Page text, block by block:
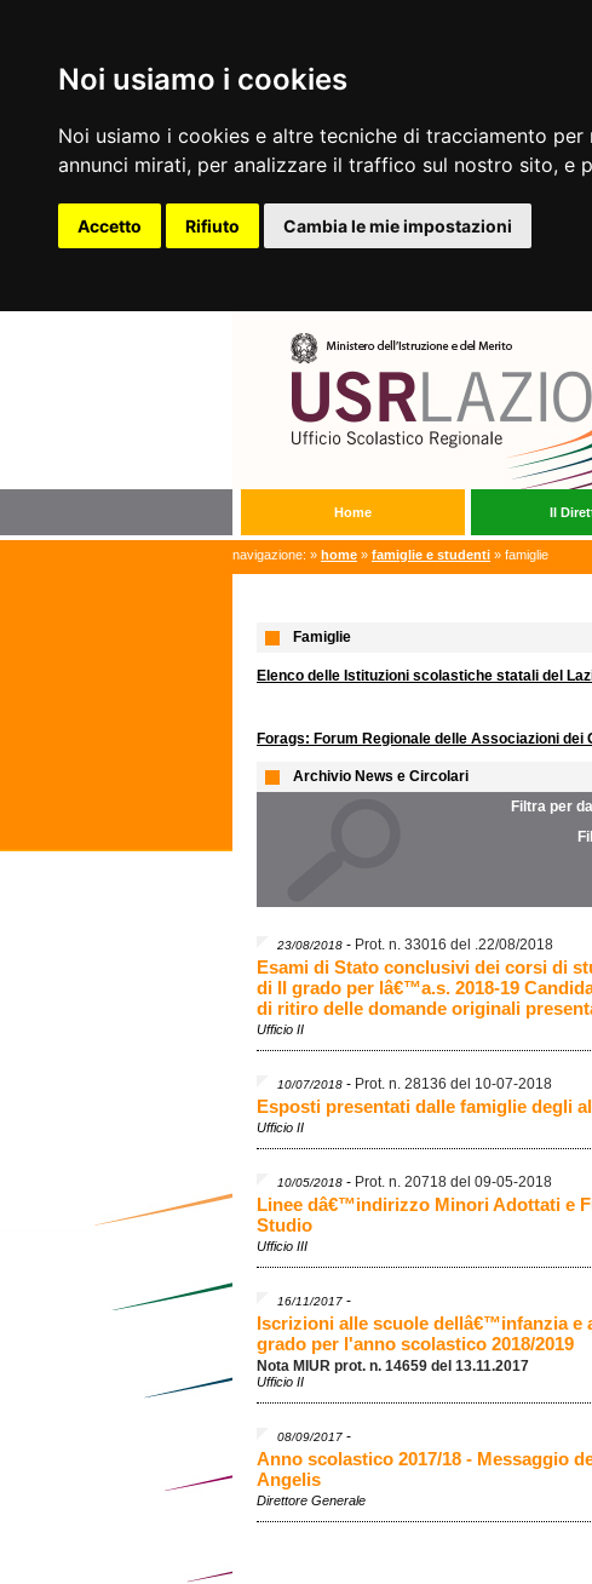
Noi usiamo i cookies
Noi usiamo i cookies e altre tecniche di tracciamento
annunci mirati, per analizzare il traffico sul nostro sito, e
Accetto Rifiuto Cambia le mie impostazioni
Home Il
navigazione: » home » famiglie e studenti » famiglie
Famiglie
Elenco delle Istituzioni scolastiche statali del
Forags: Forum Regionale delle Associazioni dei
Archivio News e Circolari
Filtra per
23/08/2018 - Prot. n. 33016 del .22/08/2018
Esami di Stato conclusivi dei corsi di
di II grado per lâ€™a.s. 2018-19
di ritiro delle domande originali
Ufficio II
10/07/2018 - Prot. n. 28136 del 10-07-2018
Esposti presentati dalle famiglie degli
Ufficio II
10/05/2018 - Prot. n. 20718 del 09-05-2018
Linee dâ€™indirizzo Minori Adottati e
Studio
Ufficio III
16/11/2017 -
Iscrizioni alle scuole dellâ€™infanzia e
grado per l'anno scolastico 2018/2019
Nota MIUR prot. n. 14659 del 13.11.2017
Ufficio II
08/09/2017 -
Anno scolastico 2017/18 - Messaggio
Angelis
Direttore Generale